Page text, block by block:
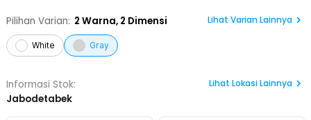
Pilihan Varian: 2 Warna, 2 Dimensi Lihat Varian Lainnya
White Gray
Informasi Stok:
Jabodetabek
Lihat Lokasi Lainnya